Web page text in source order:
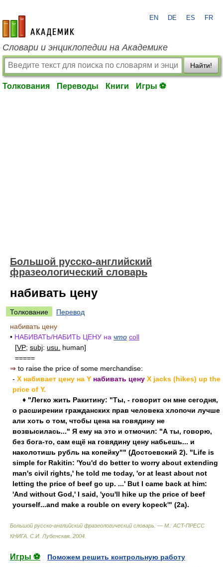
academic.ru
EN DE ES FR
Словари и энциклопедии на Академике
Найти!
Толкования Переводы Книги Игры ⚽
Большой русско-английский
фразеологический словарь
набивать цену
Толкование
Перевод
набивать цену
• НАБИВАТЬ/НАБИТЬ ЦЕНУ на что coll
[VP; subj: usu.
human]
=====
⇒ to raise the price of some merchandise:
- X набивает цену на Y набивать цену X jacks (hikes) up the
price of Y.
♦ "Легко жить Ракитину: "Ты, - говорит он мне сегодня,
о расширении гражданских прав человека хлопочи лучше
али хоть о том, чтобы цена на говядину не
возвысилась..." Я ему на это и отмочил: "А ты, говорю,
без бога-то, сам ещё на говядину цену набьешь... и
наколотишь рубль на копейку"" (Достоевский 2). "Life is
simple for Rakitin: 'You'd do better to worry about extending
man's civil rights,' he told me today, 'or at least about not
letting the price of beef go up. ...' But I came back at him:
'And without God,' I said, 'you'll hike up the price of beef
yourself...and make a rouble on every kopeck'" (2a).
Большой русско-английский фразеологический словарь. — М.: ACT-ПРЕСС
КНИГА С.И. Лубенская 2004
Игры ⚽
Поможем решить контрольную работу